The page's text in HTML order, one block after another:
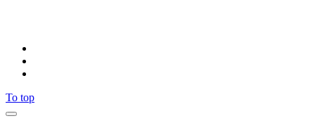
To top